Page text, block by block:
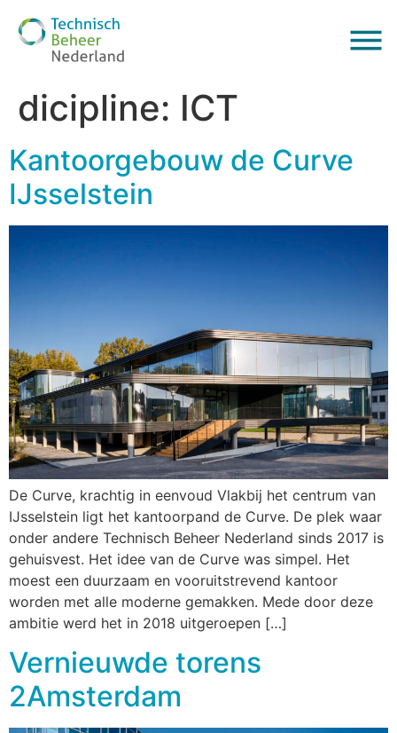
dicipline: ICT
Kantoorgebouw de Curve
IJsselstein
De Curve, krachtig in eenvoud Vlakbij het centrum van
IJsselstein ligt het kantoorpand de Curve. De plek waar
onder andere Technisch Beheer Nederland sinds 2017 is
gehuisvest. Het idee van de Curve was simpel. Het
moest een duurzaam en vooruitstrevend kantoor
worden met alle moderne gemakken. Mede door deze
ambitie werd het in 2018 uitgeroepen […]
Vernieuwde torens
2Amsterdam